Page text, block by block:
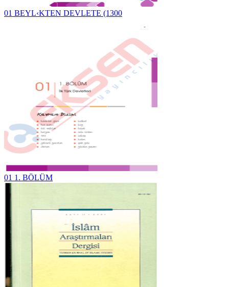
01 BEYL‹KTEN DEVLETE (1300
01 1. BÖLÜM